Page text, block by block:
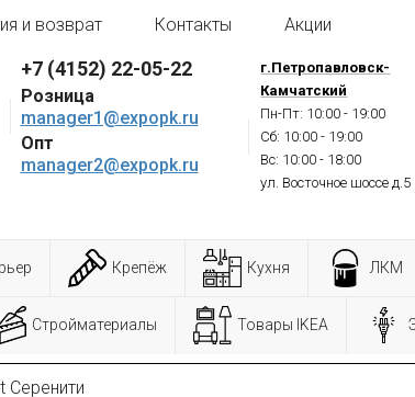
и возврат Контакты Акции
+7 (4152) 22-05-22
Розница
manager1@expopk.ru
Опт
manager2@expopk.ru
г.Петропавловск-
Камчатский
Пн-Пт: 10:00 - 19:00
Сб: 10:00 - 19:00
Вс: 10:00 - 18:00
ул. Восточное шоссе д.5
Крепёж Кухня ЛКМ
Стройматериалы Товары IKEA
Серенити